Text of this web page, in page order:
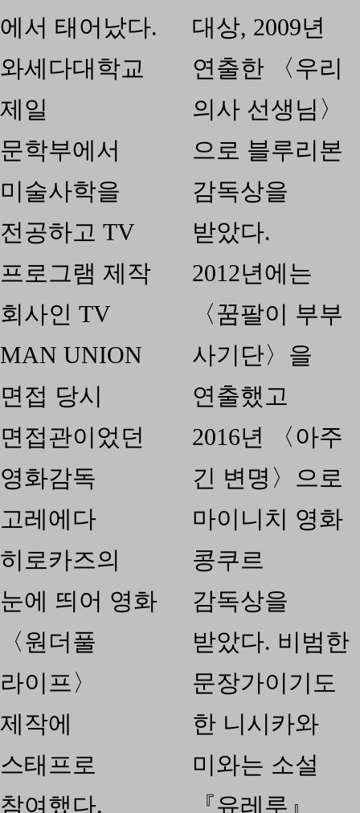
에서 태어났다.
와세다대학교
제일
문학부에서
미술사학을
전공하고 TV
프로그램 제작
회사인 TV
MAN UNION
면접 당시
면접관이었던
영화감독
고레에다
히로카즈의
눈에 띄어 영화
〈원더풀
라이프〉
제작에
스태프로
참여했다.
대상, 2009년
연출한 〈우리
의사 선생님〉
으로 블루리본
감독상을
받았다.
2012년에는
〈꿈팔이 부부
사기단〉을
연출했고
2016년 〈아주
긴 변명〉으로
마이니치 영화
콩쿠르
감독상을
받았다. 비범한
문장가이기도
한 니시카와
미와는 소설
『유레루』